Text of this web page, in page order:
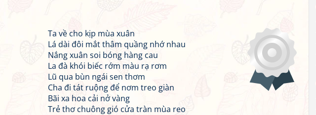
Ta về cho kịp mùa xuân
Lá dài đôi mắt thâm quầng nhớ nhau
Nắng xuân soi bóng hàng cau
La đà khói biếc rớm màu rạ rơm
Lũ qua bùn ngái sen thơm
Cha đi tát ruộng để nơm treo giàn
Bãi xa hoa cải nở vàng
Trẻ thơ chuông gió cửa tràn mùa reo